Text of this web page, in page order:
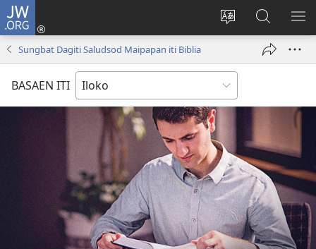
JW.ORG
Baliwan
lengguahe
ti
site
Ag-
log
(manglukat
iti
a
window)
Agbirok
iti
JW.ORG
Sungbat Dagiti Saludsod Maipapan iti Biblia
BASAEN ITI